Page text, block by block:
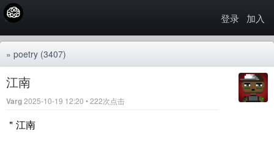
登录 加入
» poetry (3407)
江南
Varg2025-10-19 12:20 • 222次点击
＂江南